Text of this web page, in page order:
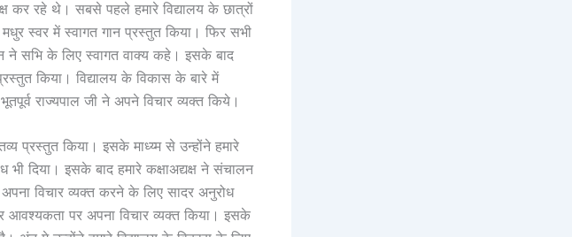
कर रहे थे। सबसे पहले हमारे विद्यालय के छात्रों
स्वर में स्वागत गान प्रस्तुत किया। फिर सभी
ने सभि के लिए स्वागत वाक्य कहे। इसके बाद
किया। विद्यालय के विकास के बारे में
राज्यपाल जी ने अपने विचार व्यक्त किये।
प्रस्तुत किया। इसके माध्य्म से उन्होंने हमारे
दिया। इसके बाद हमारे कक्षाअद्यक्ष ने संचालन
विचार व्यक्त करने के लिए सादर अनुरोध
आवश्यकता पर अपना विचार व्यक्त किया। इसके